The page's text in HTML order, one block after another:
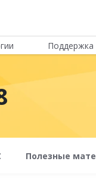
Поддержка
Полезные